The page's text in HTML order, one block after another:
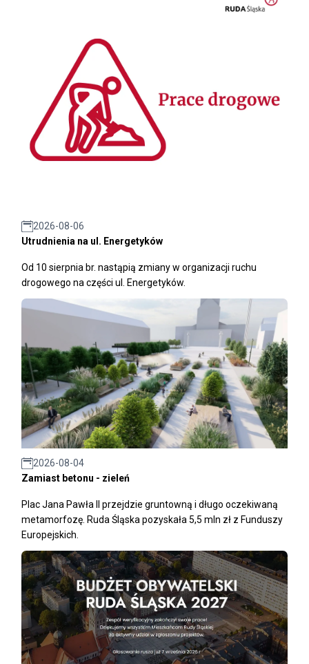
2026-08-06
Utrudnienia na ul. Energetyków
Od 10 sierpnia br. nastąpią zmiany w organizacji ruchu
drogowego na części ul. Energetyków.
2026-08-04
Zamiast betonu - zieleń
Plac Jana Pawła II przejdzie gruntowną i długo oczekiwaną
metamorfozę. Ruda Śląska pozyskała 5,5 mln zł z Funduszy
Europejskich.